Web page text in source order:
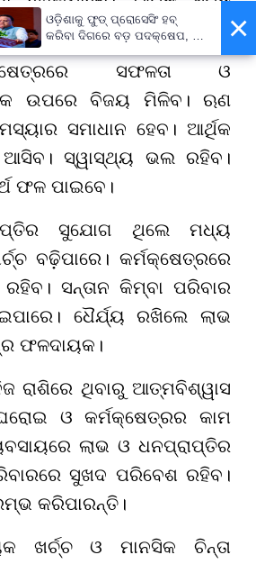
ମିଶ୍ର ଫଳଦାୟକ।
ସଫଳତା ଓ
ଉପରେ ବିଜୟ ମିଳିବ। ଋଣ
ସମାଧାନ ହେବ। ଆର୍ଥିକ
ଆସିବ। ସ୍ୱାସ୍ଥ୍ୟ ଭଲ ରହିବ।
ଫଳ ପାଇବେ।
ସୁଯୋଗ ଥିଲେ ମଧ୍ୟ
ବଢ଼ିପାରେ। କର୍ମକ୍ଷେତ୍ରରେ
ସନ୍ତାନ କିମ୍ବା ପରିବାର
ଧୈର୍ଯ୍ୟ ରଖିଲେ ଲାଭ
ଫଳଦାୟକ।
ରାଶିରେ ଥିବାରୁ ଆତ୍ମବିଶ୍ୱାସ
ଓ କର୍ମକ୍ଷେତ୍ରର କାମ
ଲାଭ ଓ ଧନପ୍ରାପ୍ତିର
ସୁଖଦ ପରିବେଶ ରହିବ।
କରିପାରନ୍ତି।
ଖର୍ଚ୍ଚ ଓ ମାନସିକ ଚିନ୍ତା
×
ଓଡ଼ିଶାକୁ ଫୁଡ୍ ପ୍ରୋସେସିଂ ହବ୍
କରିବା ଦିଗରେ ବଡ଼ ପଦକ୍ଷେପ, ୪୨